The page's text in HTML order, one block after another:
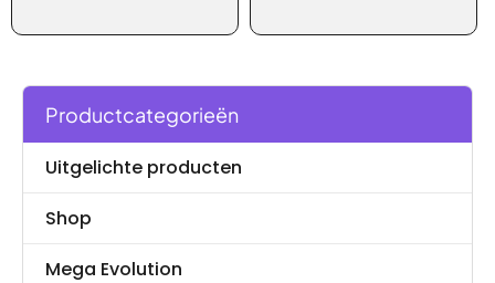
worden
de
tot
Productcategorieën
Uitgelichte producten
Shop
Mega Evolution